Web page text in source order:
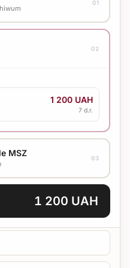
01
2 400 UAH02
1 200 UAH
7 d.r.
MSZ 03
1 200 UAH